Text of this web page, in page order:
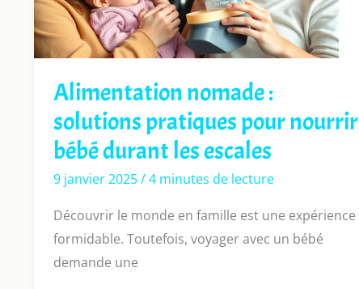
Alimentation nomade :
solutions pratiques pour nourrir
bébé durant les escales
9 janvier 2025/4 minutes de lecture
Découvrir le monde en famille est une expérience
formidable. Toutefois, voyager avec un bébé
demande une